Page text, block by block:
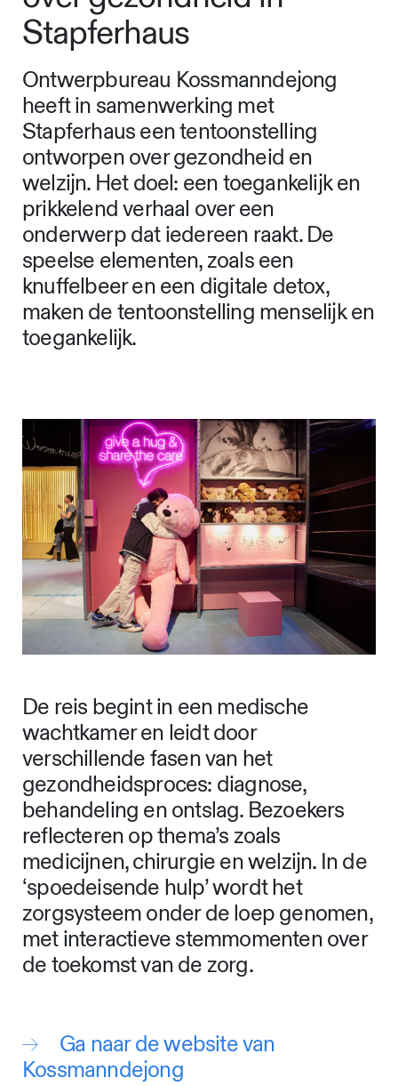
Stapferhaus
Ontwerpbureau Kossmanndejong
heeft in samenwerking met
Stapferhaus een tentoonstelling
ontworpen over gezondheid en
welzijn. Het doel: een toegankelijk en
prikkelend verhaal over een
onderwerp dat iedereen raakt. De
speelse elementen, zoals een
knuffelbeer en een digitale detox,
maken de tentoonstelling menselijk en
toegankelijk.
De reis begint in een medische
wachtkamer en leidt door
verschillende fasen van het
gezondheidsproces: diagnose,
behandeling en ontslag. Bezoekers
reflecteren op thema’s zoals
medicijnen, chirurgie en welzijn. In de
‘spoedeisende hulp’ wordt het
zorgsysteem onder de loep genomen,
met interactieve stemmomenten over
de toekomst van de zorg.
Ga naar de website van
Kossmanndejong